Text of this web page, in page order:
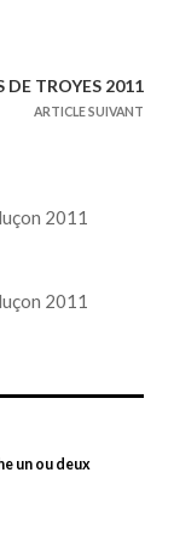
DE TROYES 2011
ARTICLE SUIVANT
un ou deux